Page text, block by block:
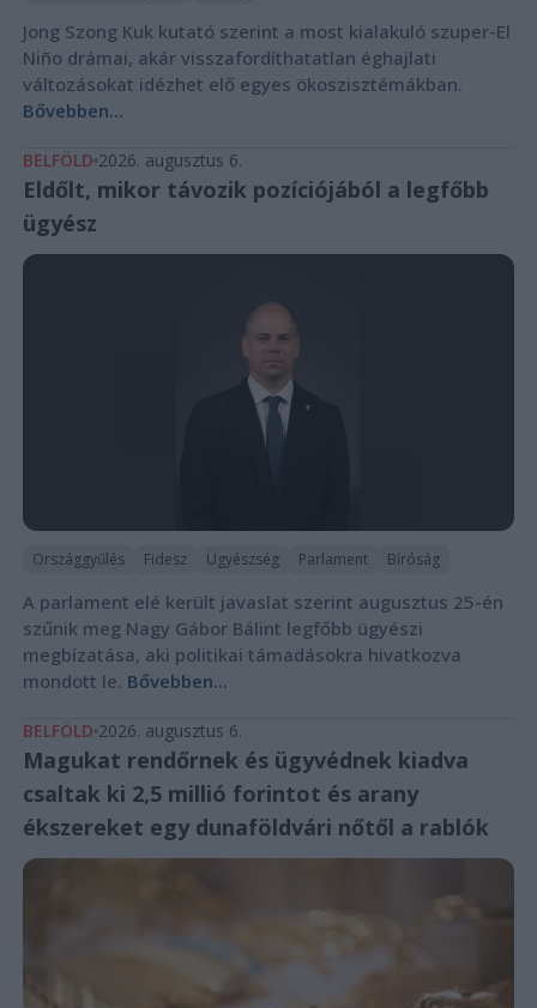
Jong Szong Kuk kutató szerint a most kialakuló szuper-El
Niño drámai, akár visszafordíthatatlan éghajlati
változásokat idézhet elő egyes ökoszisztémákban.
Bővebben...
BELFÖLD 2026. augusztus 6.
Eldőlt, mikor távozik pozíciójából a legfőbb
ügyész
Országgyűlés Fidesz Ügyészség Parlament Bíróság
A parlament elé került javaslat szerint augusztus 25-én
szűnik meg Nagy Gábor Bálint legfőbb ügyészi
megbízatása, aki politikai támadásokra hivatkozva
mondott le. Bővebben...
BELFÖLD 2026. augusztus 6.
Magukat rendőrnek és ügyvédnek kiadva
csaltak ki 2,5 millió forintot és arany
ékszereket egy dunaföldvári nőtől a rablók